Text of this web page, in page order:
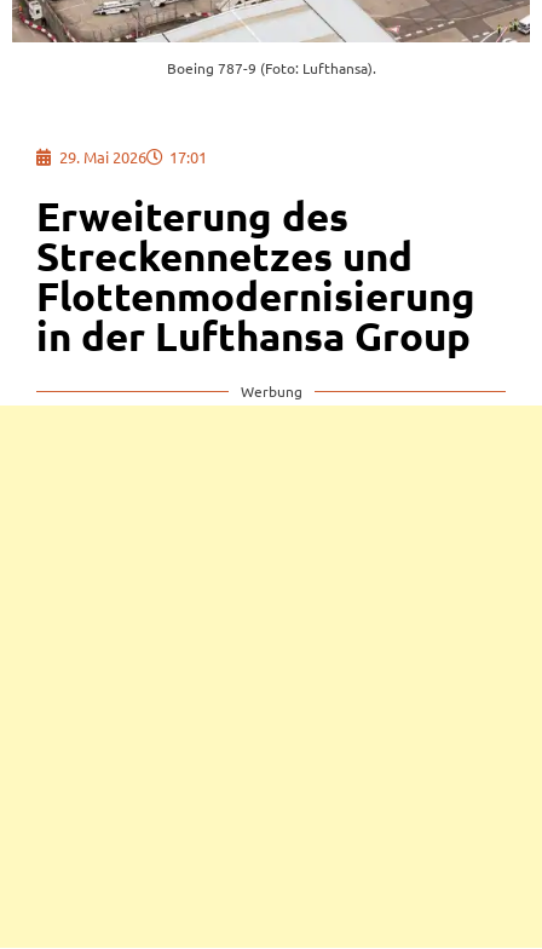
Boeing 787-9 (Foto: Lufthansa).
29. Mai 2026 17:01
Erweiterung des
Streckennetzes und
Flottenmodernisierung
in der Lufthansa Group
Werbung